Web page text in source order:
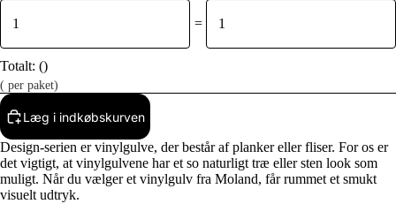
=
Totalt: ()
( per paket)
Læg i indkøbskurven
Design-serien er vinylgulve, der består af planker eller fliser. For os er
det vigtigt, at vinylgulvene har et so naturligt træ eller sten look som
muligt. Når du vælger et vinylgulv fra Moland, får rummet et smukt
visuelt udtryk.